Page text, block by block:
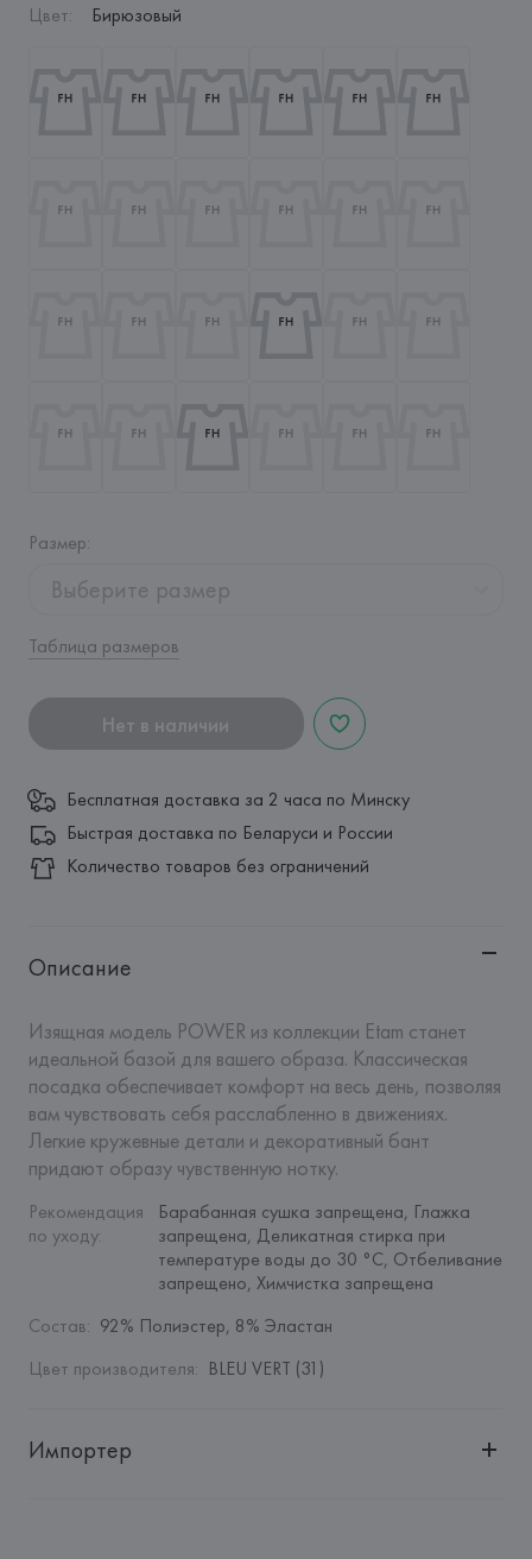
Цвет: Бирюзовый
Размер:
Выберите размер
Таблица размеров
Нет в наличии
Бесплатная доставка за 2 часа по Минску
Быстрая доставка по Беларуси и России
Количество товаров без ограничений
Описание
Изящная модель POWER из коллекции Etam станет
идеальной базой для вашего образа. Классическая
посадка обеспечивает комфорт на весь день, позволяя
вам чувствовать себя расслабленно в движениях.
Легкие кружевные детали и декоративный бант
придают образу чувственную нотку.
Рекомендация
по уходу:
Барабанная сушка запрещена, Глажка
запрещена, Деликатная стирка при
температуре воды до 30 °C, Отбеливание
запрещено, Химчистка запрещена
Состав: 92% Полиэстер, 8% Эластан
Цвет производителя: BLEU VERT (31)
Импортер